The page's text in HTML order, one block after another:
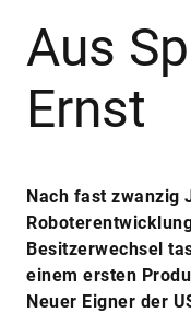
Aus
Ernst
Nach fast zwanzig
Besitzerwechsel
einem ersten
Neuer Eigner der